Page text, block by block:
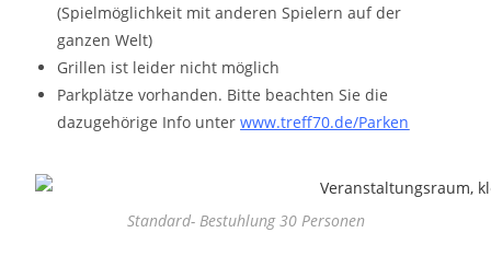
(Spielmöglichkeit mit anderen Spielern auf der
ganzen Welt)
Grillen ist leider nicht möglich
Parkplätze vorhanden. Bitte beachten Sie die
dazugehörige Info unterwww.treff70.de/Parken
Standard- Bestuhlung 30 Personen